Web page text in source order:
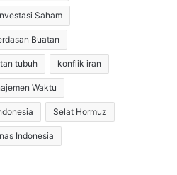
Saham
Buatan
tubuh konflik iran
Waktu
Selat Hormuz
Indonesia